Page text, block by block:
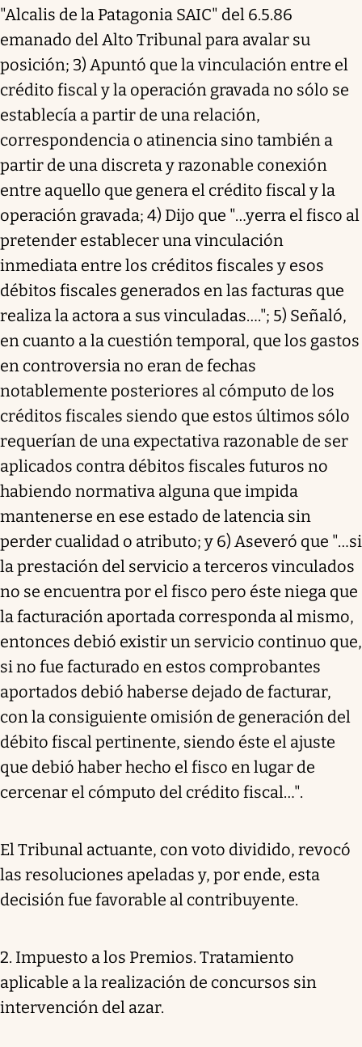
"Alcalis de la Patagonia SAIC" del 6.5.86
emanado del Alto Tribunal para avalar su
posición; 3) Apuntó que la vinculación entre el
crédito fiscal y la operación gravada no sólo se
establecía a partir de una relación,
correspondencia o atinencia sino también a
partir de una discreta y razonable conexión
entre aquello que genera el crédito fiscal y la
operación gravada; 4) Dijo que "…yerra el fisco al
pretender establecer una vinculación
inmediata entre los créditos fiscales y esos
débitos fiscales generados en las facturas que
realiza la actora a sus vinculadas…."; 5) Señaló,
en cuanto a la cuestión temporal, que los gastos
en controversia no eran de fechas
notablemente posteriores al cómputo de los
créditos fiscales siendo que estos últimos sólo
requerían de una expectativa razonable de ser
aplicados contra débitos fiscales futuros no
habiendo normativa alguna que impida
mantenerse en ese estado de latencia sin
perder cualidad o atributo; y 6) Aseveró que "…si
la prestación del servicio a terceros vinculados
no se encuentra por el fisco pero éste niega que
la facturación aportada corresponda al mismo,
entonces debió existir un servicio continuo que,
si no fue facturado en estos comprobantes
aportados debió haberse dejado de facturar,
con la consiguiente omisión de generación del
débito fiscal pertinente, siendo éste el ajuste
que debió haber hecho el fisco en lugar de
cercenar el cómputo del crédito fiscal…".
El Tribunal actuante, con voto dividido, revocó
las resoluciones apeladas y, por ende, esta
decisión fue favorable al contribuyente.
2. Impuesto a los Premios. Tratamiento
aplicable a la realización de concursos sin
intervención del azar.